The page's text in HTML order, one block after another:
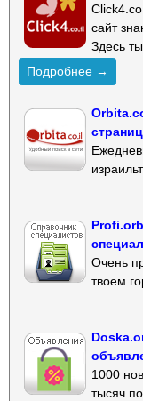
сайт
Здесь
Подробнее →
Очень
твоем
1000
тысяч